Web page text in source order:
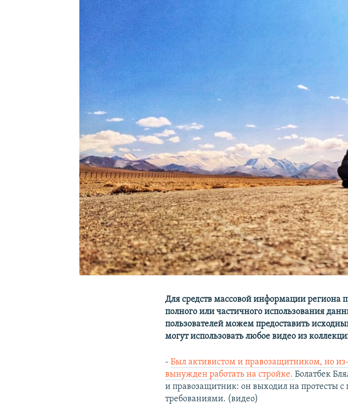
Для средств массовой информации региона
полного или частичного использования
пользователей можем предоставить
могут использовать любое видео из
-Был активистом и правозащитником, но
вынужден работать на стройке.Болатбек
и правозащитник: он выходил на протесты
требованиями. (видео)